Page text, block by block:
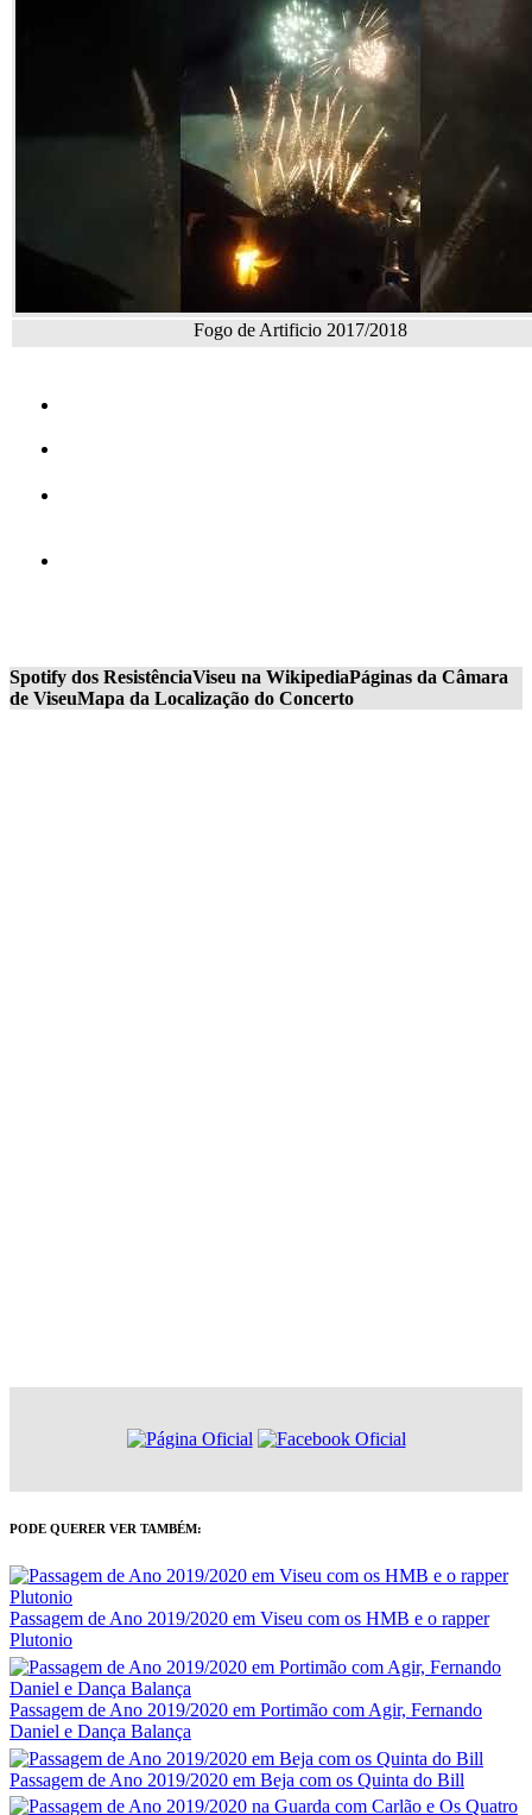
Fogo de Artificio 2017/2018
Spotify dos ResistênciaViseu na WikipediaPáginas da Câmara
de ViseuMapa da Localização do Concerto
PODE QUERER VER TAMBÉM:
Passagem de Ano 2019/2020 em Viseu com os HMB e o rapper
Plutonio
Passagem de Ano 2019/2020 em Portimão com Agir, Fernando
Daniel e Dança Balança
Passagem de Ano 2019/2020 em Beja com os Quinta do Bill